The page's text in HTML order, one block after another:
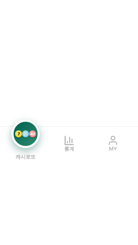
7 21 42
캐시로또
통계 MY